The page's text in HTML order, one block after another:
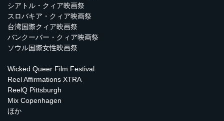
シアトル・クィア映画祭
スロバキア・クィア映画祭
台湾国際クィア映画祭
バンクーバー・クィア映画祭
ソウル国際女性映画祭
Wicked Queer Film Festival
Reel Affirmations XTRA
ReelQ Pittsburgh
Mix Copenhagen
ほか